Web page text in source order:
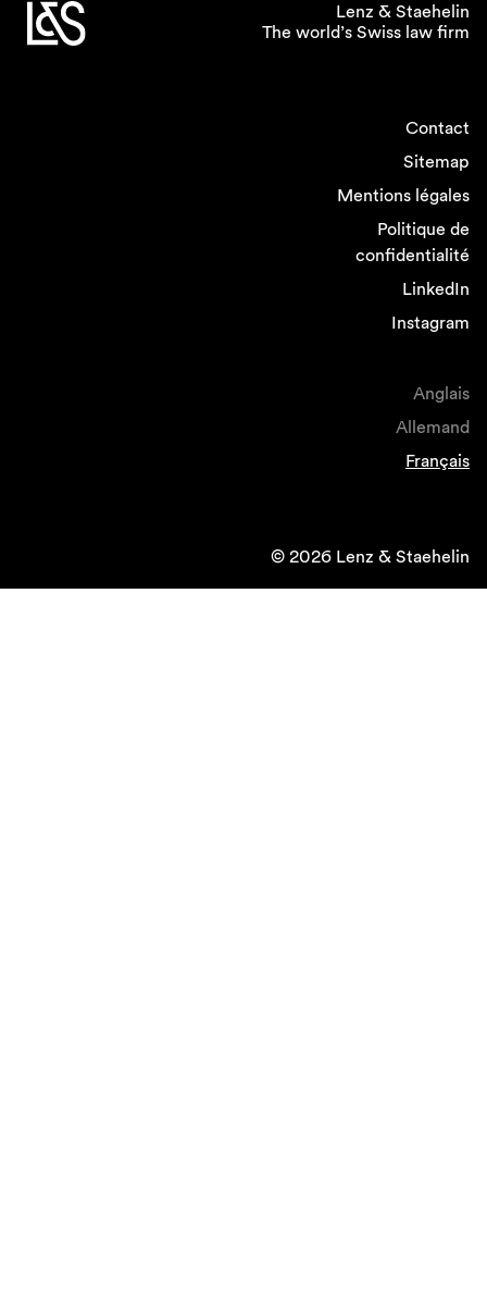
Lenz & Staehelin
The world’s Swiss law firm
Contact
Sitemap
Mentions légales
Politique de
confidentialité
LinkedIn
Instagram
Anglais
Allemand
Français
© 2026 Lenz & Staehelin